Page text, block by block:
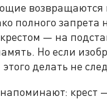
возвращаются
полного
— на
Но если
делать не
крест